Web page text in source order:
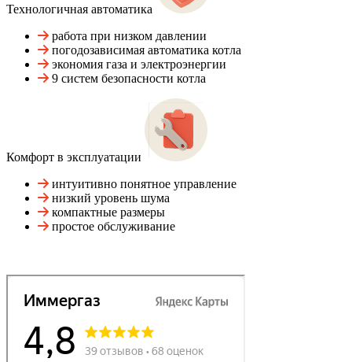
Технологичная автоматика
работа при низком давлении
погодозависимая автоматика котла
экономия газа и электроэнергии
9 систем безопасности котла
Комфорт в эксплуатации
интуитивно понятное управление
низкий уровень шума
компактные размеры
простое обслуживание